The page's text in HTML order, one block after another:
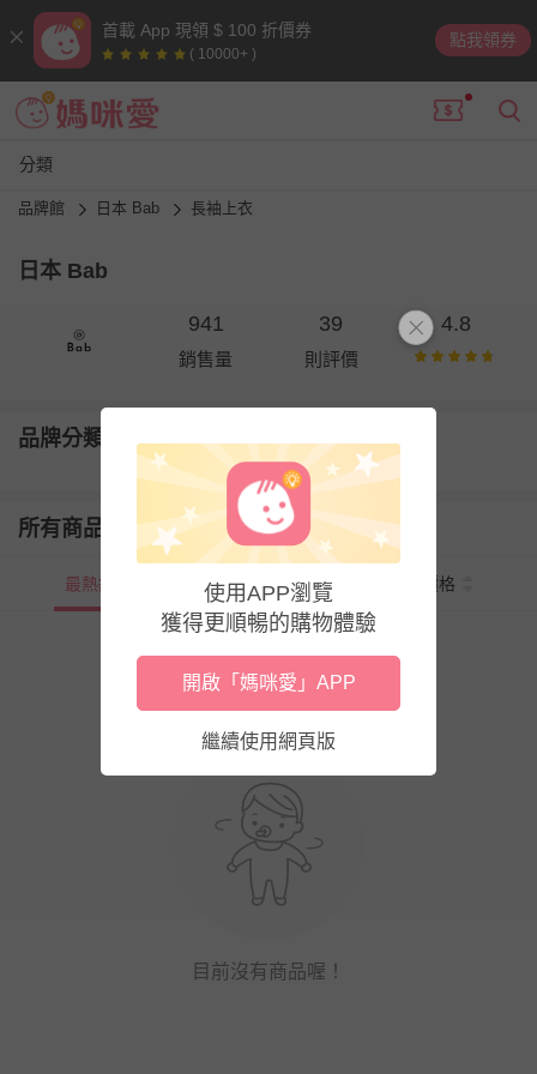
首載 App 現領 $ 100 折價券
( 10000+ )
點我領券
分類
品牌館 日本 Bab 長袖上衣
日本 Bab
941
銷售量
39
則評價
4.8
品牌分類
所有商品
最熱銷 新上市 價格
目前沒有商品喔！
使用APP瀏覽
獲得更順暢的購物體驗
開啟「媽咪愛」APP
繼續使用網頁版